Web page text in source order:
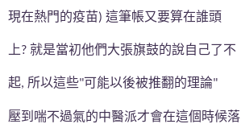
現在熱門的疫苗) 這筆帳又要算在誰頭
上? 就是當初他們大張旗鼓的說自己了不
起, 所以這些"可能以後被推翻的理論"
壓到喘不過氣的中醫派才會在這個時候落